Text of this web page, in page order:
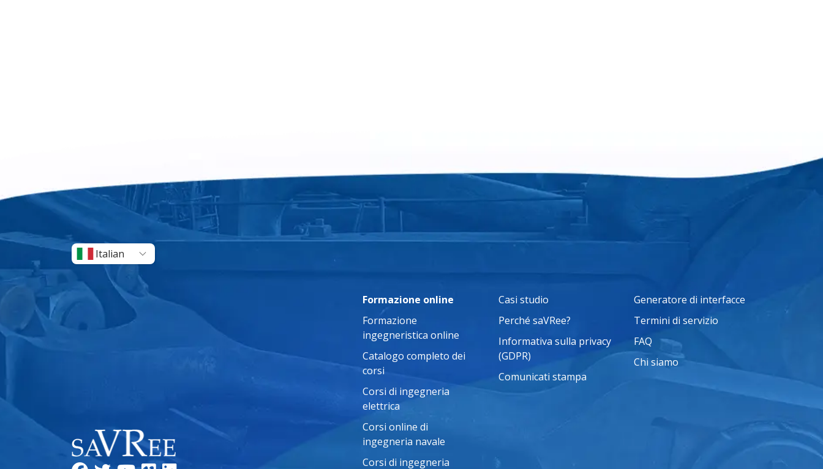
Italian
Formazione online
Formazione
ingegneristica online
Catalogo completo dei
corsi
Corsi di ingegneria
elettrica
Corsi online di
ingegneria navale
Corsi di ingegneria
Casi studio
Perché saVRee?
Informativa sulla privacy
(GDPR)
Comunicati stampa
Generatore di interfacce
Termini di servizio
FAQ
Chi siamo